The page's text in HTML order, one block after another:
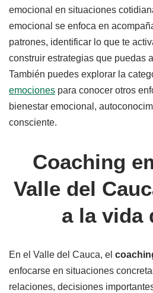
emocional en situaciones
emocional se enfoca en
patrones, identificar lo que te
construir estrategias que puedas
También puedes explorar la
emociones para conocer otros
bienestar emocional,
consciente.
Coaching
Valle del
a la vida
En el Valle del Cauca, el
enfocarse en situaciones
relaciones, decisiones